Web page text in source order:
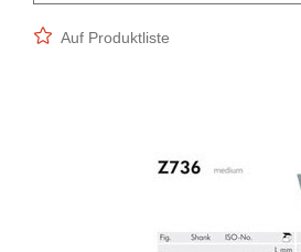
Auf Produktliste